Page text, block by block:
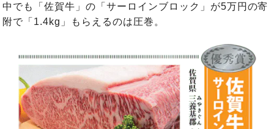
中でも「佐賀牛」の「サーロインブロック」が5万円の寄
附で「1.4kg」もらえるのは圧巻。